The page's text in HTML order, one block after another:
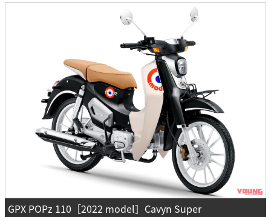
GPX POPz 110［2022 model］Cavyn Super